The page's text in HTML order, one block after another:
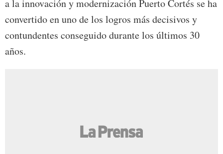
a la innovación y modernización Puerto Cortés se ha
convertido en uno de los logros más decisivos y
contundentes conseguido durante los últimos 30
años.